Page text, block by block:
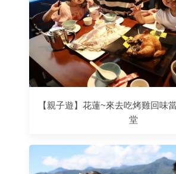
【親子遊】花蓮~來去吃烤雞回味
堂